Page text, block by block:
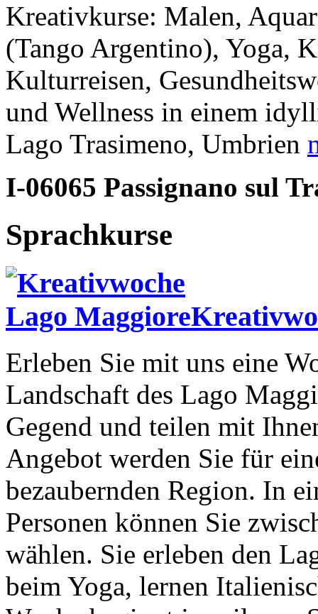
Kreativkurse: Malen,
(Tango Argentino), Yoga,
Kulturreisen,
und Wellness in einem
Lago Trasimeno, Umbrien
I-06065 Passignano sul
Sprachkurse
Erleben Sie mit uns eine
Landschaft des Lago
Gegend und teilen mit
Angebot werden Sie für
bezaubernden Region. In
Personen können Sie
wählen. Sie erleben den
beim Yoga, lernen